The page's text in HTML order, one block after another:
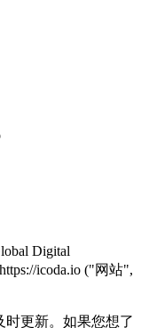
Digital
icoda.io ("网站",
更新。如果您想了